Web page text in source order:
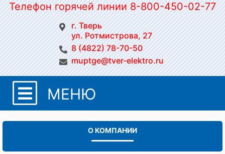
Телефон горячей линии 8-800-450-02-77
г. Тверь
ул. Ротмистрова, 27
8 (4822) 78-70-50
muptge@tver-elektro.ru
МЕНЮ
О КОМПАНИИ